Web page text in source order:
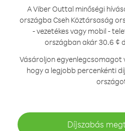
A Viber Outtal minőségi
országba Cseh Köztársaság
- vezetékes vagy mobil -
országban akár 30.6 ¢
Vásároljon egyenlegcsomagot
hogy a legjobb percenkénti
Díjszabás